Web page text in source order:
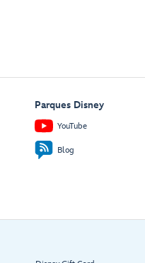
Parques Disney
YouTube
Blog